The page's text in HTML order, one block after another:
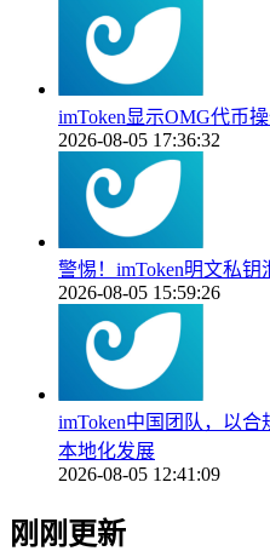
imToken显示OMG代币
2026-08-05 17:36:32
警惕！imToken明文私
2026-08-05 15:59:26
imToken中国团队，以
本地化发展
2026-08-05 12:41:09
刚刚更新